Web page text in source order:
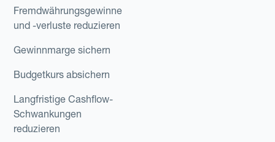
Fremdwährungsgewinne
und -verluste reduzieren
Gewinnmarge sichern
Budgetkurs absichern
Langfristige Cashflow-
Schwankungen
reduzieren